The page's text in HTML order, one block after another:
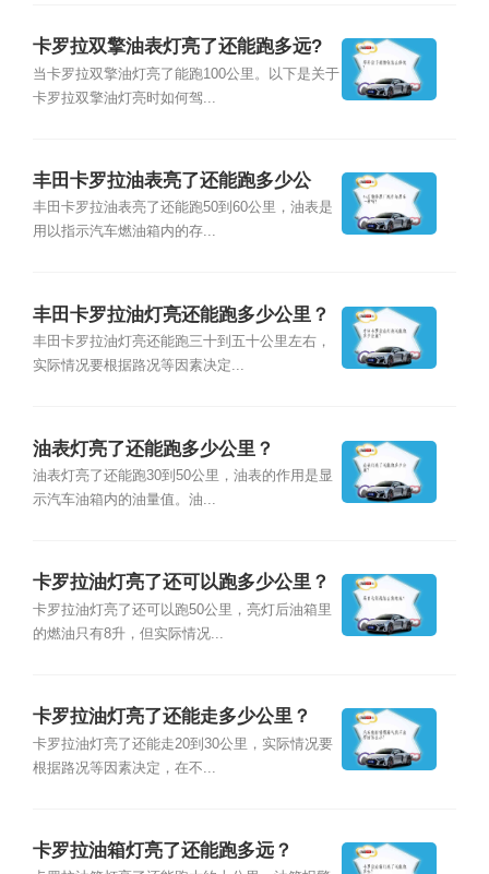
卡罗拉双擎油表灯亮了还能跑多远?
当卡罗拉双擎油灯亮了能跑100公里。以下是关于
卡罗拉双擎油灯亮时如何驾...
丰田卡罗拉油表亮了还能跑多少公
里？
丰田卡罗拉油表亮了还能跑50到60公里，油表是
用以指示汽车燃油箱内的存...
丰田卡罗拉油灯亮还能跑多少公里？
丰田卡罗拉油灯亮还能跑三十到五十公里左右，
实际情况要根据路况等因素决定...
油表灯亮了还能跑多少公里？
油表灯亮了还能跑30到50公里，油表的作用是显
示汽车油箱内的油量值。油...
卡罗拉油灯亮了还可以跑多少公里？
卡罗拉油灯亮了还可以跑50公里，亮灯后油箱里
的燃油只有8升，但实际情况...
卡罗拉油灯亮了还能走多少公里？
卡罗拉油灯亮了还能走20到30公里，实际情况要
根据路况等因素决定，在不...
卡罗拉油箱灯亮了还能跑多远？